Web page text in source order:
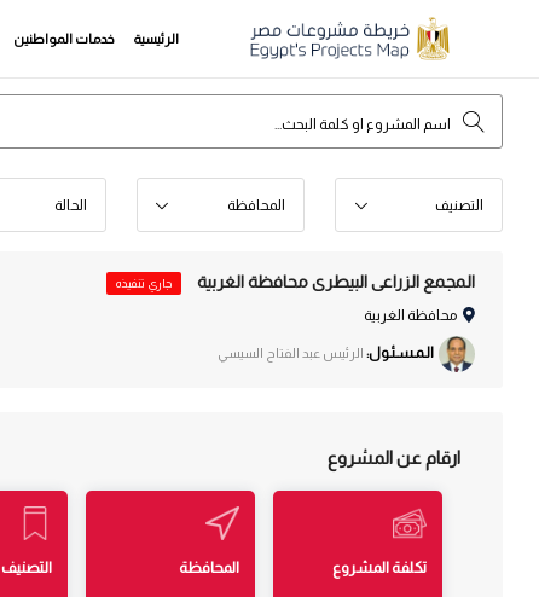
الرئيسية خدمات المواطنين
التصنيف المحافظة الحالة
المجمع الزراعى البيطرى محافظة الغربية جاري تنفيذه
محافظة الغربية
الـمـسـئـول: الرئيس عبد الفتاح السيسي
ارقام عن المشروع
تكلفة المشروع المحافظة التصنيف